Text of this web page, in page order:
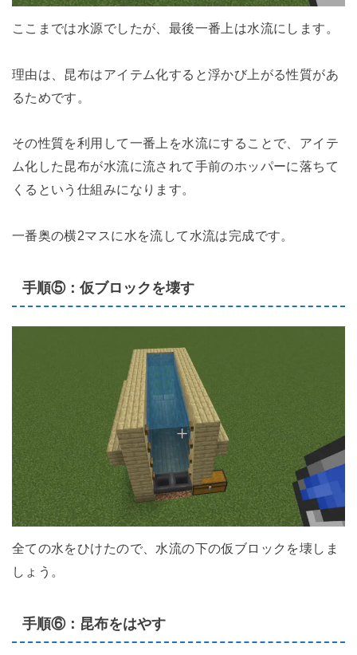
ここまでは水源でしたが、最後一番上は水流にします。
理由は、昆布はアイテム化すると浮かび上がる性質があ
るためです。
その性質を利用して一番上を水流にすることで、アイテ
ム化した昆布が水流に流されて手前のホッパーに落ちて
くるという仕組みになります。
一番奥の横2マスに水を流して水流は完成です。
手順⑤：仮ブロックを壊す
全ての水をひけたので、水流の下の仮ブロックを壊しま
しょう。
手順⑥：昆布をはやす